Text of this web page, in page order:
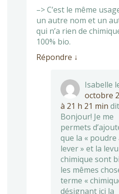
–> C’est le même
un autre nom et un
qui n’a rien de
100% bio.
Répondre ↓
Isabelle
octobre
à 21 h 21 min
Bonjour! Je me
permets
que la « poudre
lever » et la
chimique sont
les mêmes
terme «
désignant ici la